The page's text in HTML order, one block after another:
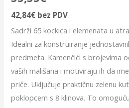
42,84€ bez PDV
Sadrži 65 kockica i elemenata u
Idealni za konstruiranje
predmeta. Kamenčići s brojevima
vaših mališana i motiviraju ih da
priče. Uključuje praktičnu zelenu
poklopcem s 8 klinova. To